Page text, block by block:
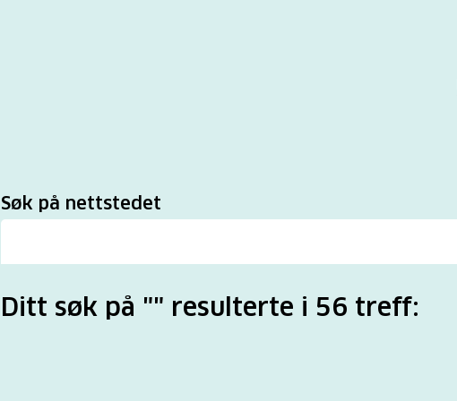
Søk
Søk på nettstedet
Ditt søk på "" resulterte i 56 treff: